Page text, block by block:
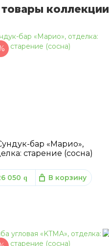
коллекции
бар «Марио»,
старение (сосна)
050 q В корзину